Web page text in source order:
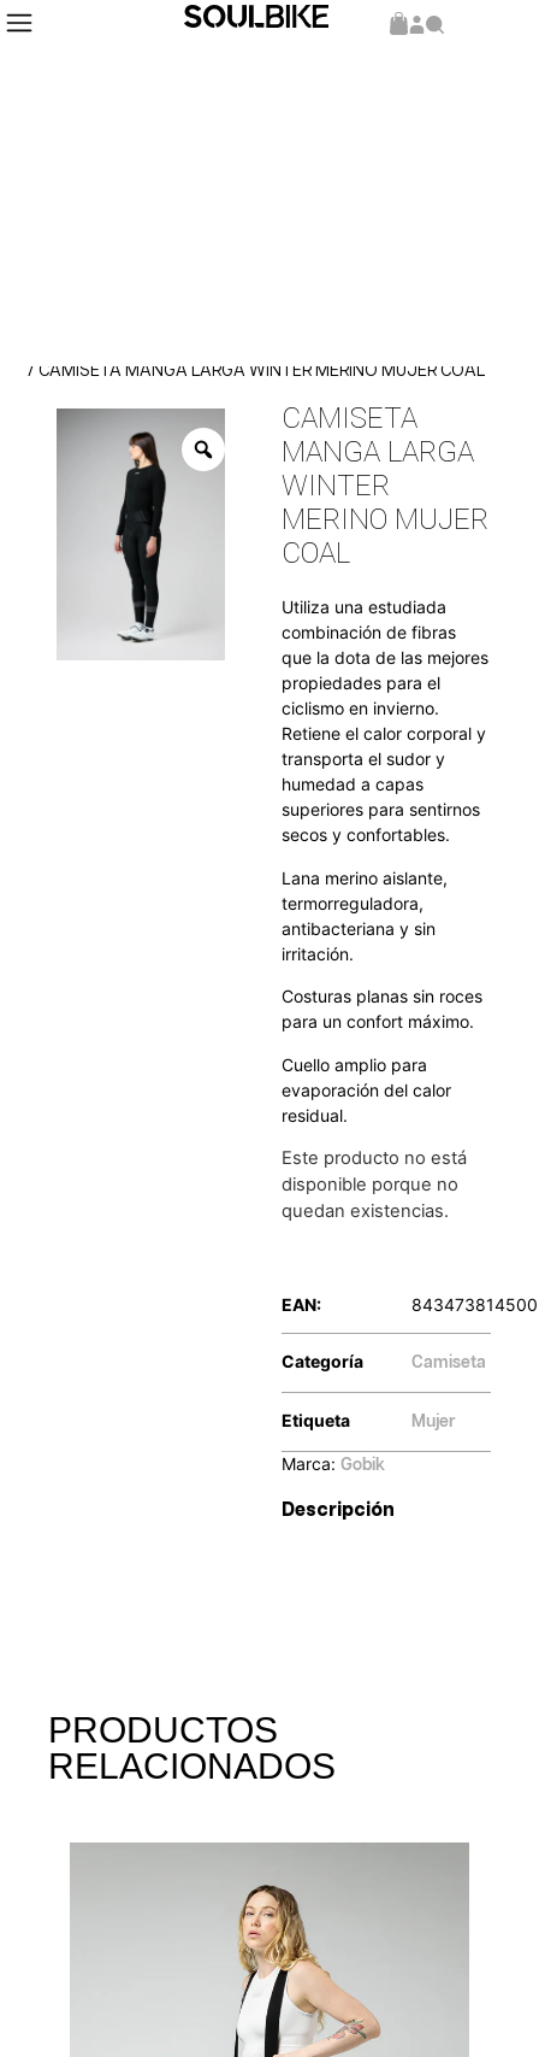
/ CAMISETA MANGA LARGA WINTER MERINO MUJER COAL
CAMISETA
MANGA LARGA
WINTER
MERINO MUJER
COAL
Utiliza una estudiada
combinación de fibras
que la dota de las mejores
propiedades para el
ciclismo en invierno.
Retiene el calor corporal y
transporta el sudor y
humedad a capas
superiores para sentirnos
secos y confortables.
Lana merino aislante,
termorreguladora,
antibacteriana y sin
irritación.
Costuras planas sin roces
para un confort máximo.
Cuello amplio para
evaporación del calor
residual.
Este producto no está
disponible porque no
quedan existencias.
EAN:
Categoría Camiseta
Etiqueta Mujer
Marca: Gobik
Descripción
PRODUCTOS
RELACIONADOS